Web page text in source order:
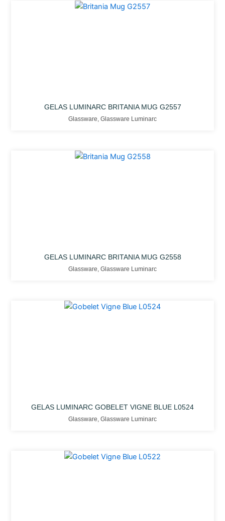
GELAS LUMINARC BRITANIA MUG G2557
Glassware, Glassware Luminarc
GELAS LUMINARC BRITANIA MUG G2558
Glassware, Glassware Luminarc
GELAS LUMINARC GOBELET VIGNE BLUE L0524
Glassware, Glassware Luminarc